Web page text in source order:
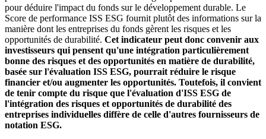
pour déduire l'impact du fonds sur le développement durable. Le
Score de performance ISS ESG fournit plutôt des informations sur la
manière dont les entreprises du fonds gèrent les risques et les
opportunités de durabilité. Cet indicateur peut donc convenir aux
investisseurs qui pensent qu'une intégration particulièrement
bonne des risques et des opportunités en matière de durabilité,
basée sur l'évaluation ISS ESG, pourrait réduire le risque
financier et/ou augmenter les opportunités. Toutefois, il convient
de tenir compte du risque que l'évaluation d'ISS ESG de
l'intégration des risques et opportunités de durabilité des
entreprises individuelles diffère de celle d'autres fournisseurs de
notation ESG.